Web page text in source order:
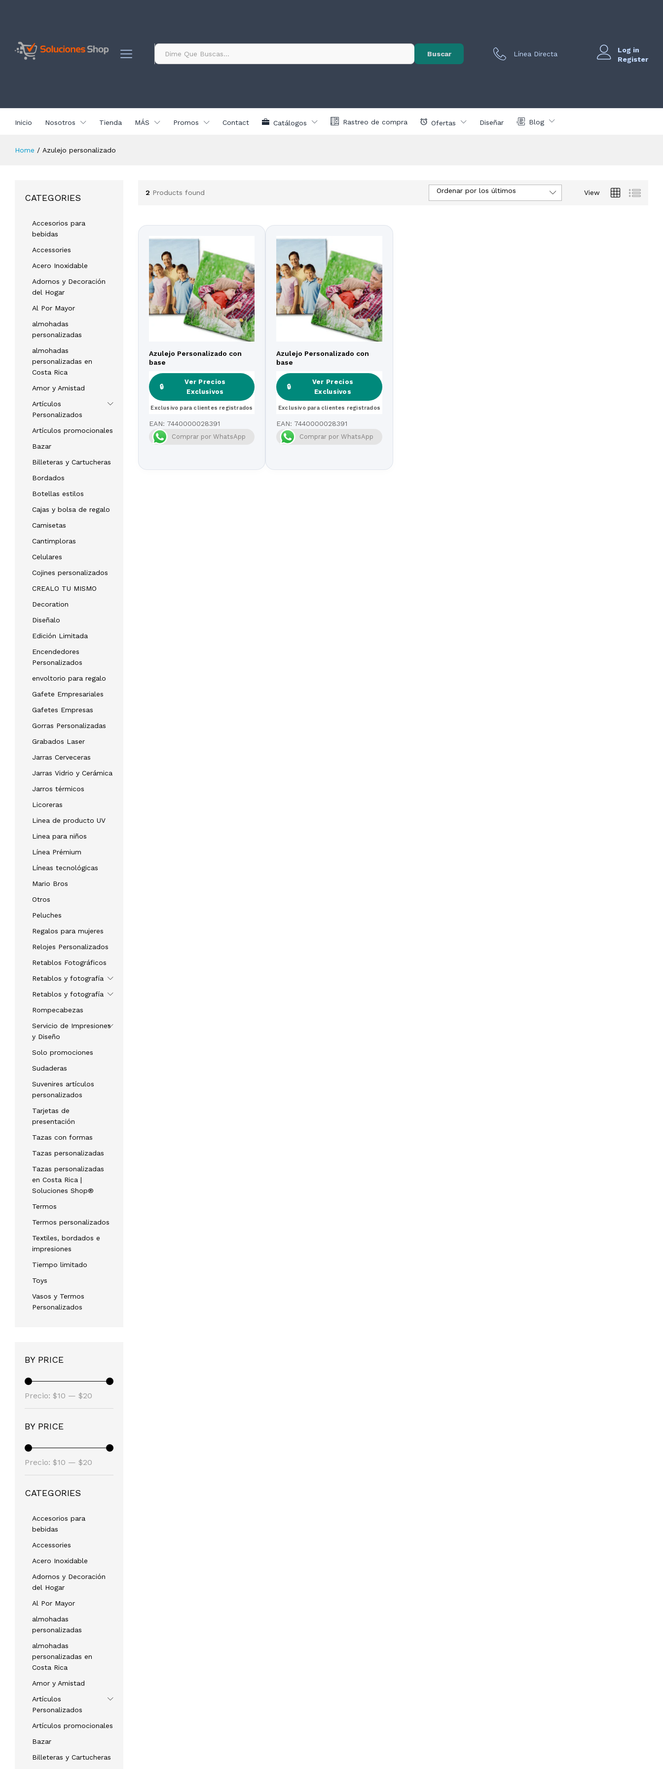
Todo Buscar Línea Directa
Log in
Register
Inicio Nosotros Tienda MÁS Promos Contact Catálogos Rastreo de compra Ofertas Diseñar Blog
Home / Azulejo personalizado
2 Products found View
Ordenar por los últimos
Azulejo Personalizado con
base
🔒
Ver Precios
Exclusivos
Exclusivo para clientes registrados
EAN: 7440000028391
🔒
Ver Precios
Exclusivos
Exclusivo para clientes registrados
Comprar por WhatsApp
Azulejo Personalizado con
base
🔒
Ver Precios
Exclusivos
Exclusivo para clientes registrados
EAN: 7440000028391
🔒
Ver Precios
Exclusivos
Exclusivo para clientes registrados
Comprar por WhatsApp
CATEGORIES
Accesorios para
bebidas
Accessories
Acero Inoxidable
Adornos y Decoración
del Hogar
Al Por Mayor
almohadas
personalizadas
almohadas
personalizadas en
Costa Rica
Amor y Amistad
Artículos
Personalizados
Artículos promocionales
Bazar
Billeteras y Cartucheras
Bordados
Botellas estilos
Cajas y bolsa de regalo
Camisetas
Cantimploras
Celulares
Cojines personalizados
CREALO TU MISMO
Decoration
Diseñalo
Edición Limitada
Encendedores
Personalizados
envoltorio para regalo
Gafete Empresariales
Gafetes Empresas
Gorras Personalizadas
Grabados Laser
Jarras Cerveceras
Jarras Vidrio y Cerámica
Jarros térmicos
Licoreras
Linea de producto UV
Linea para niños
Línea Prémium
Líneas tecnológicas
Mario Bros
Otros
Peluches
Regalos para mujeres
Relojes Personalizados
Retablos Fotográficos
Retablos y fotografía
Retablos y fotografía
Rompecabezas
Servicio de Impresiones
y Diseño
Solo promociones
Sudaderas
Suvenires artículos
personalizados
Tarjetas de
presentación
Tazas con formas
Tazas personalizadas
Tazas personalizadas
en Costa Rica |
Soluciones Shop®
Termos
Termos personalizados
Textiles, bordados e
impresiones
Tiempo limitado
Toys
Vasos y Termos
Personalizados
BY PRICE
mínimo
máximo
Precio: $10 — $20
BY PRICE
mínimo
máximo
Precio: $10 — $20
CATEGORIES
Accesorios para
bebidas
Accessories
Acero Inoxidable
Adornos y Decoración
del Hogar
Al Por Mayor
almohadas
personalizadas
almohadas
personalizadas en
Costa Rica
Amor y Amistad
Artículos
Personalizados
Artículos promocionales
Bazar
Billeteras y Cartucheras